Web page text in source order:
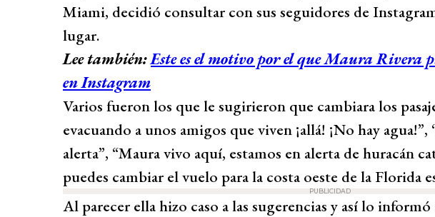
Miami, decidió consultar con sus seguidores de
lugar.
Lee también:Este es el motivo por el que Maura Rivera
en Instagram
Varios fueron los que le sugirieron que cambiara los
evacuando a unos amigos que viven ¡allá! ¡No hay
alerta”, “Maura vivo aquí, estamos en alerta de huracán
puedes cambiar el vuelo para la costa oeste de la Florida
PUBLICIDAD
Al parecer ella hizo caso a las sugerencias y así lo